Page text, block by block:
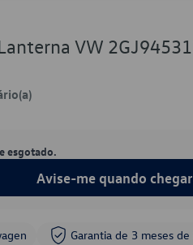
VW
esgotado.
Avise-me quando
Garantia de 3 meses